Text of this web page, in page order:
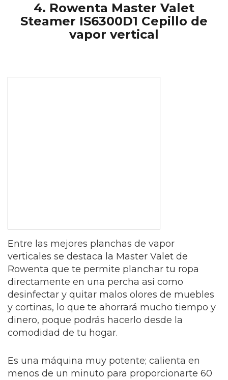
4. Rowenta Master Valet
Steamer IS6300D1 Cepillo de
vapor vertical
Entre las mejores planchas de vapor
verticales se destaca la Master Valet de
Rowenta que te permite planchar tu ropa
directamente en una percha así como
desinfectar y quitar malos olores de muebles
y cortinas, lo que te ahorrará mucho tiempo y
dinero, poque podrás hacerlo desde la
comodidad de tu hogar.
Es una máquina muy potente; calienta en
menos de un minuto para proporcionarte 60